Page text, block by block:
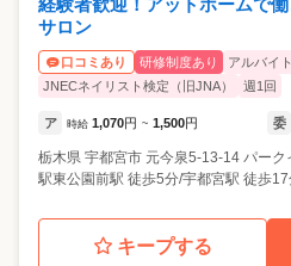
経験者歓迎！アットホームで
サロン
口コミあり 研修制度あり アルバイ
JNECネイリスト検定（旧JNA）
週1回
ア 時給 1,070円 ~ 1,500円 委
栃木県 宇都宮市 元今泉5-13-14 パーク
駅東公園前駅 徒歩5分/宇都宮駅 徒歩
キープする